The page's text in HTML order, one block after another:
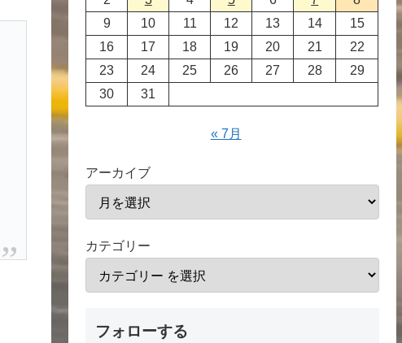
9
10 11 12 13 14
15
16
17 18 19 20 21
22
23
24 25 26 27 28
29
30
31
« 7月
アーカイブ
カテゴリー
フォローする